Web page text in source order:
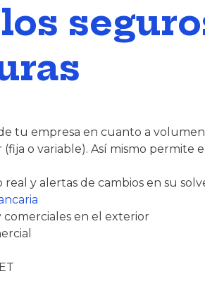
tu empresa en cuanto a
o variable). Así mismo permite
y alertas de cambios en su
comerciales en el exterior